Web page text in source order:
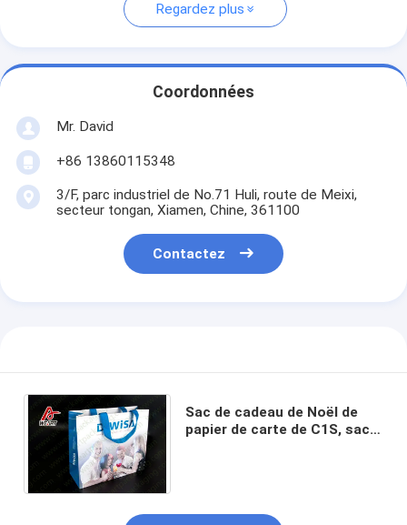
Regardez plus
Coordonnées
Mr. David
+86 13860115348
3/F, parc industriel de No.71 Huli, route de Meixi,
secteur tongan, Xiamen, Chine, 361100
Contactez
Sac de cadeau de Noël de
papier de carte de C1S, sacs